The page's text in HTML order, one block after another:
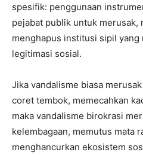
spesifik: penggunaan
pejabat publik untuk merusak,
menghapus institusi sipil yang
legitimasi sosial.
Jika vandalisme biasa
coret tembok, memecahkan
maka vandalisme birokrasi
kelembagaan, memutus mata
menghancurkan ekosistem